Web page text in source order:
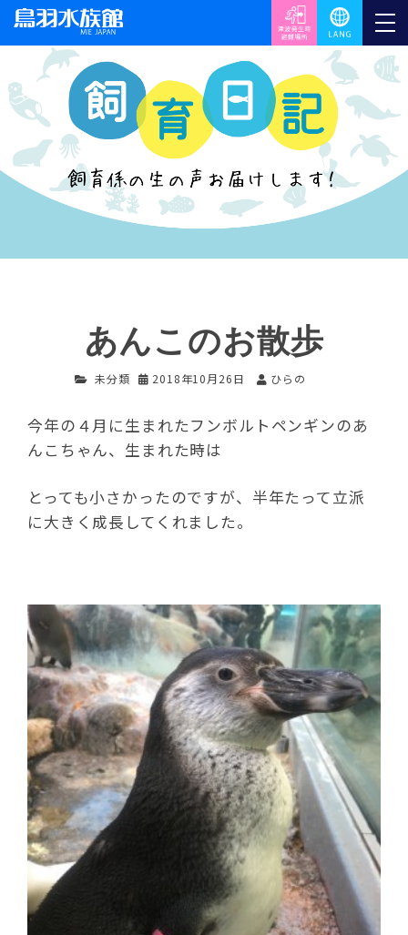
あんこのお散歩
未分類 2018年10月26日 ひらの
今年の４月に生まれたフンボルトペンギンのあ
んこちゃん、生まれた時は
とっても小さかったのですが、半年たって立派
に大きく成長してくれました。